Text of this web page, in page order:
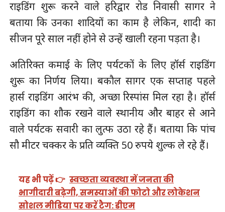
राइडिंग शुरू करने वाले हरिद्वार रोड निवासी सागर ने
बताया कि उनका शादियों का काम है लेकिन, शादी का
सीजन पूरे साल नहीं होने से उन्हें खाली रहना पड़ता है।
अतिरिक्त कमाई के लिए पर्यटकों के लिए हॉर्स राइडिंग
शुरू का निर्णय लिया। बकौल सागर एक सप्ताह पहले
हार्स राइडिंग आरंभ की, अच्छा रिस्पांस मिल रहा है। हॉर्स
राइडिंग का शौक रखने वाले स्थानीय और बाहर से आने
वाले पर्यटक सवारी का लुत्फ उठा रहे हैं। बताया कि पांच
सौ मीटर चक्कर के प्रति व्यक्ति 50 रुपये शुल्क ले रहे हैं।
यह भी पढ़ें 👉 स्वच्छता व्यवस्था में जनता की
भागीदारी बढ़ेगी, समस्याओं की फोटो और लोकेशन
सोशल मीडिया पर करें टैग: डीएम